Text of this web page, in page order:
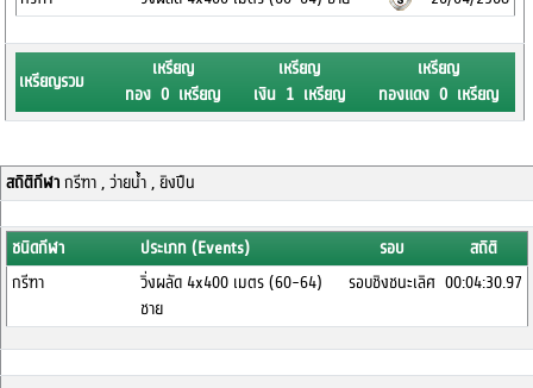
เหรียญรวม
เหรียญ
ทอง 0 เหรียญ
เหรียญ
เงิน 1 เหรียญ
เหรียญ
ทองแดง 0 เหรียญ
สถิติกีฬากรีฑา , ว่ายน้ำ , ยิงปืน
ชนิดกีฬา ประเภท (Events) รอบ
สถิติ
กรีฑา
วิ่งผลัด 4x400 เมตร (60-64)
ชาย
รอบชิงชนะเลิศ 00:04:30.97